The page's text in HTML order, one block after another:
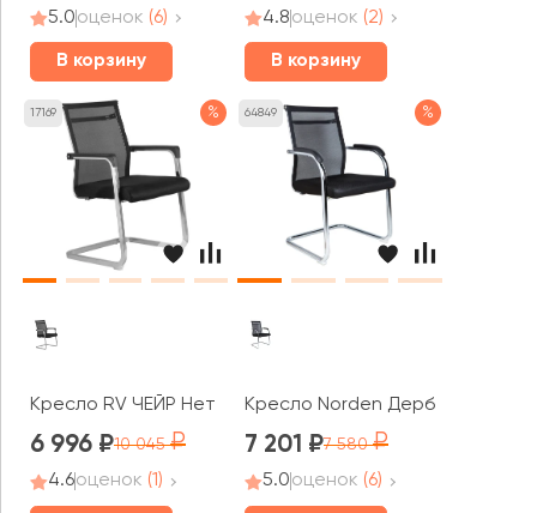
5.0оценок (6)
В корзину
4.8оценок (2)
В корзину
17169 %
Кресло RV ЧЕЙР Нет / Net (801E)
6 996 10 045
4.6оценок (1)
64849 %
Кресло Norden Дерби CF
7 201 7 580
5.0оценок (6)